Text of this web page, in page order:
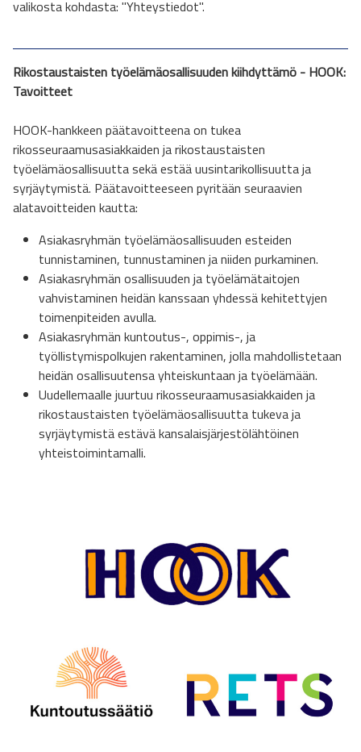
valikosta kohdasta: "Yhteystiedot".
Rikostaustaisten työelämäosallisuuden kiihdyttämö - HOOK:
Tavoitteet
HOOK-hankkeen päätavoitteena on tukea
rikosseuraamusasiakkaiden ja rikostaustaisten
työelämäosallisuutta sekä estää uusintarikollisuutta ja
syrjäytymistä. Päätavoitteeseen pyritään seuraavien
alatavoitteiden kautta:
Asiakasryhmän työelämäosallisuuden esteiden
tunnistaminen, tunnustaminen ja niiden purkaminen.
Asiakasryhmän osallisuuden ja työelämätaitojen
vahvistaminen heidän kanssaan yhdessä kehitettyjen
toimenpiteiden avulla.
Asiakasryhmän kuntoutus-, oppimis-, ja
työllistymispolkujen rakentaminen, jolla mahdollistetaan
heidän osallisuutensa yhteiskuntaan ja työelämään.
Uudellemaalle juurtuu rikosseuraamusasiakkaiden ja
rikostaustaisten työelämäosallisuutta tukeva ja
syrjäytymistä estävä kansalaisjärjestölähtöinen
yhteistoimintamalli.